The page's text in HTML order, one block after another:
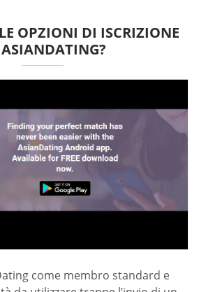
OPZIONI DI ISCRIZIONE
come membro standard e